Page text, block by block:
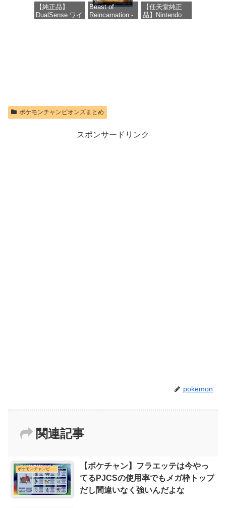
価格：¥1,300
256GB)
【Amazon.co.jp
【純正品】
DualSense ワイ
Beast of
Reincarnation -
【任天堂純正
品】Nintendo
ポケモンチャンピオンズまとめ
スポンサードリンク
pokemon
関連記事
ポケモンチャンピオンズまとめ
【ポケチャン】フラエッテは今やっ
てるPJCSの使用率でもメガ枠トップ
だし間違いなく強いんだよな